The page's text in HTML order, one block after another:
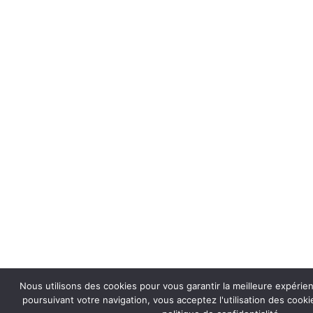
Nous utilisons des cookies pour vous garantir la meilleure
poursuivant votre navigation, vous acceptez l'utilisation des